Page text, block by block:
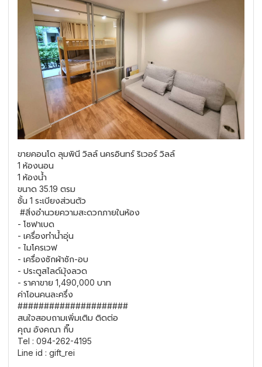
ขายคอนโด ลุมพินี วิลล์ นครอินทร์ ริเวอร์ วิลล์
1 ห้องนอน
1 ห้องน้ำ
ขนาด 35.19 ตรม
ชั้น 1 ระเบียงส่วนตัว
#สิ่งอำนวยความสะดวกภายในห้อง
- โซฟาเบด
- เครื่องทำน้ำอุ่น
- ไมโครเวฟ
- เครื่องซักผ้าซัก-อบ
- ประตูสไลด์มุ้งลวด
- ราคาขาย 1,490,000 บาท
ค่าโอนคนละครึ่ง
#####################
สนใจสอบถามเพิ่มเติม ติดต่อ
คุณ อังคณา กิ๊บ
Tel : 094-262-4195
Line id : gift_rei